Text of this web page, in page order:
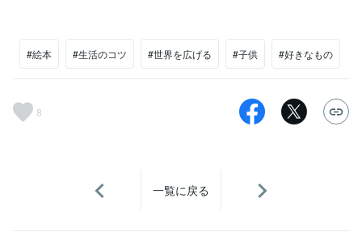
#絵本 #生活のコツ #世界を広げる #子供 #好きなもの
8
一覧に戻る